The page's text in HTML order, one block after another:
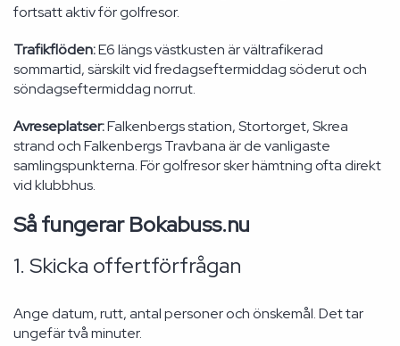
fortsatt aktiv för golfresor.
Trafikflöden:E6 längs västkusten är vältrafikerad
sommartid, särskilt vid fredagseftermiddag söderut och
söndagseftermiddag norrut.
Avreseplatser:Falkenbergs station, Stortorget, Skrea
strand och Falkenbergs Travbana är de vanligaste
samlingspunkterna. För golfresor sker hämtning ofta direkt
vid klubbhus.
Så fungerar Bokabuss.nu
1. Skicka offertförfrågan
Ange datum, rutt, antal personer och önskemål. Det tar
ungefär två minuter.